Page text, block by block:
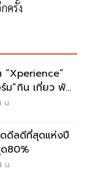
ครั้ง
“Xperience”
ม”กิน เที่ยว พัก
น.
ดดีลดีที่สุดแห่งปี
80%
น.